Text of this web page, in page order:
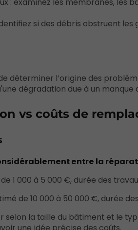
si des débris obstruent
déterminer l’origine des
dégradation due à un
vs coûts de
entre la
1 000 à 5 000 €, durée des
de 10 000 à 50 000 €, durée
selon la taille du bâtiment et le
une idée précise des coûts.